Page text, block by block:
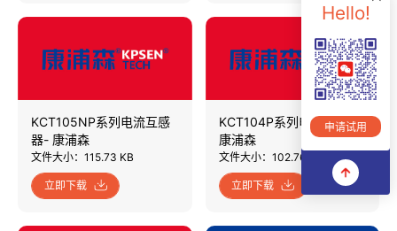
KCT105NP系列电流互感
器- 康浦森
文件大小：115.73 KB
立即下载
KCT104P系列电流互感器-
康浦森
文件大小：102.76 KB
立即下载
Hello!
申请试用